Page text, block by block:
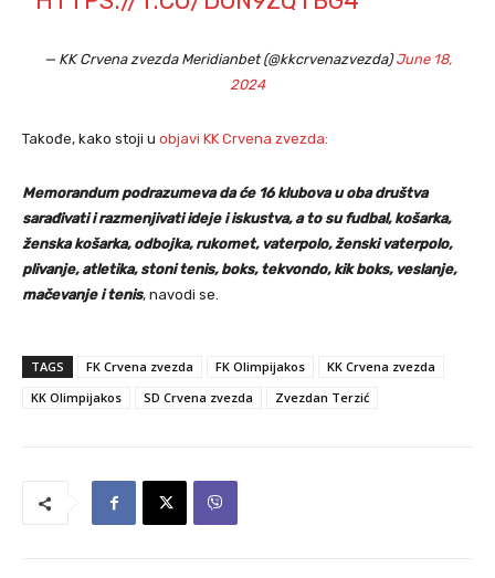
— KK Crvena zvezda Meridianbet (@kkcrvenazvezda)June 18,
2024
Takođe, kako stoji u objavi KK Crvena zvezda:
Memorandum podrazumeva da će 16 klubova u oba društva
sarađivati i razmenjivati ideje i iskustva, a to su fudbal, košarka,
ženska košarka, odbojka, rukomet, vaterpolo, ženski vaterpolo,
plivanje, atletika, stoni tenis, boks, tekvondo, kik boks, veslanje,
mačevanje i tenis, navodi se.
TAGS FK Crvena zvezda FK Olimpijakos
KK Crvena zvezda
KK Olimpijakos
SD Crvena zvezda Zvezdan Terzić